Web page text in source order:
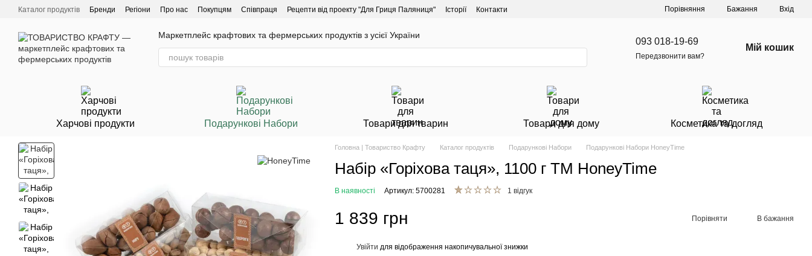
Перейти до основного контенту
Каталог продуктів Бренди Регіони Про нас Покупцям Співпраця Рецепти від проекту "Для Гриця Паляниця" Історії Контакти Порівняння Бажання Вхід
Маркетплейс крафтових та фермерських продуктів з усієї України
093 018-19-69
Передзвонити вам?
Мій кошик
Харчові продукти Подарункові Набори Товари для тварин Товари для дому Косметика та догляд
Головна | Товариство Крафту Каталог продуктів Подарункові Набори Подарункові Набори HoneyTime
Набір «Горіхова таця», 1100 г ТМ HoneyTime
В наявності Артикул: 5700281 1 відгук
1 839 грн Порівняти В бажання
Увійти для відображення накопичувальної знижки